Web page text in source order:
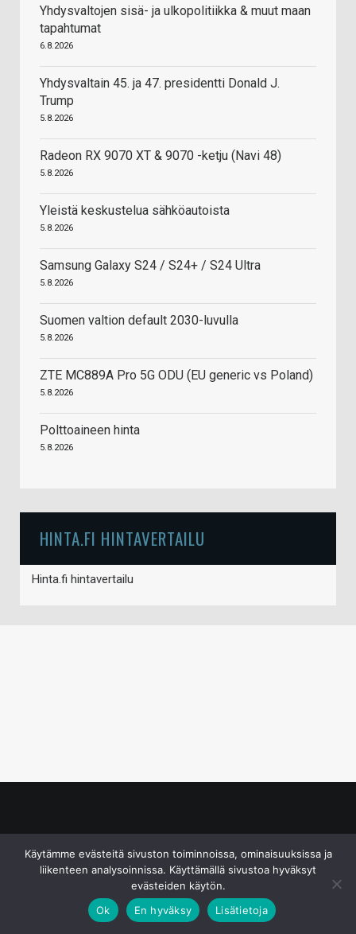
Yhdysvaltojen sisä- ja ulkopolitiikka & muut maan
tapahtumat
6.8.2026
Yhdysvaltain 45. ja 47. presidentti Donald J.
Trump
5.8.2026
Radeon RX 9070 XT & 9070 -ketju (Navi 48)
5.8.2026
Yleistä keskustelua sähköautoista
5.8.2026
Samsung Galaxy S24 / S24+ / S24 Ultra
5.8.2026
Suomen valtion default 2030-luvulla
5.8.2026
ZTE MC889A Pro 5G ODU (EU generic vs Poland)
5.8.2026
Polttoaineen hinta
5.8.2026
HINTA.FI HINTAVERTAILU
Hinta.fi hintavertailu
Käytämme evästeitä sivuston toiminnoissa, ominaisuuksissa ja
liikenteen analysoinnissa. Käyttämällä sivustoa hyväksyt
evästeiden käytön.
Ok
En hyväksy Lisätietoja